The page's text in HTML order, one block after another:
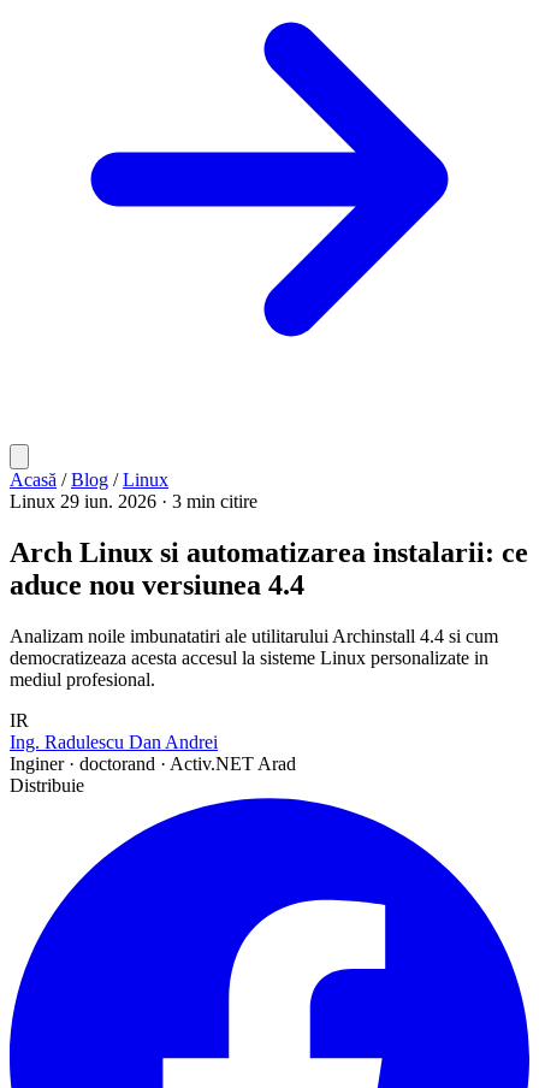
Acasă / Blog / Linux
Linux 29 iun. 2026 · 3 min citire
Arch Linux si automatizarea instalarii: ce
aduce nou versiunea 4.4
Analizam noile imbunatatiri ale utilitarului Archinstall 4.4 si cum
democratizeaza acesta accesul la sisteme Linux personalizate in
mediul profesional.
IR
Ing. Radulescu Dan Andrei
Inginer · doctorand · Activ.NET Arad
Distribuie